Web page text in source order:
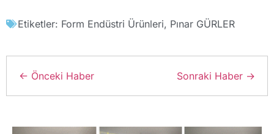
Etiketler: Form Endüstri Ürünleri, Pınar GÜRLER
← Önceki Haber Sonraki Haber →